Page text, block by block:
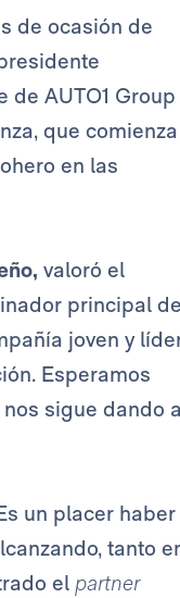
de ocasión de
de AUTO1 Group
que comienza
en las
valoró el
principal de
joven y
Esperamos
sigue dando a
un placer haber
tanto
el partner